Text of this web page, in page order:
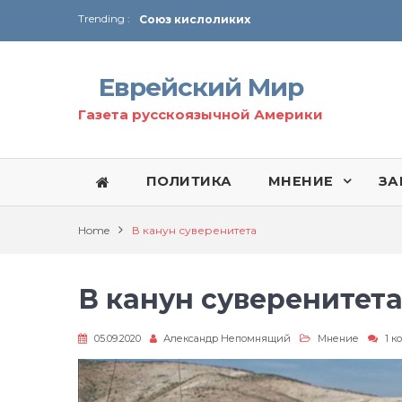
Trending :
Союз кислоликих
Соглашение США с Ираном
От Ирана до Ливана и Газы
Еврейский Мир
Газета русскоязычной Америки
ПОЛИТИКА МНЕНИЕ
Home В канун суверенитета
В канун суверенитета
05.09.2020 Александр Непомнящий Мнение 1